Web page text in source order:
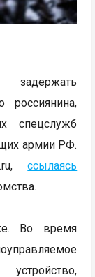
россиянина,
спецслужб
армии РФ.
ссылаясь
Во время